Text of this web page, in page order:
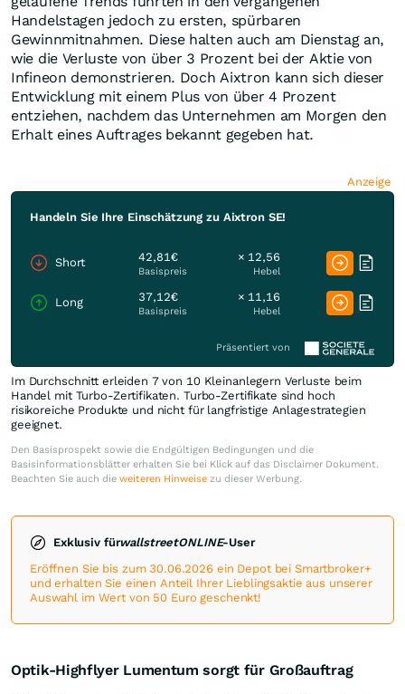
Handelstagen jedoch zu ersten, spürbaren
Gewinnmitnahmen. Diese halten auch am Dienstag an,
wie die Verluste von über 3 Prozent bei der Aktie von
Infineon demonstrieren. Doch Aixtron kann sich dieser
Entwicklung mit einem Plus von über 4 Prozent
entziehen, nachdem das Unternehmen am Morgen den
Erhalt eines Auftrages bekannt gegeben hat.
Anzeige
Handeln Sie Ihre Einschätzung zu Aixtron SE!
Short 42,81€
Basispreis
× 12,56
Hebel
Long 37,12€
Basispreis
× 11,16
Hebel
Präsentiert von
Im Durchschnitt erleiden 7 von 10 Kleinanlegern Verluste beim
Handel mit Turbo-Zertifikaten. Turbo-Zertifikate sind hoch
risikoreiche Produkte und nicht für langfristige Anlagestrategien
geeignet.
Den Basisprospekt sowie die Endgültigen Bedingungen und die
Basisinformationsblätter erhalten Sie bei Klick auf das Disclaimer Dokument.
Beachten Sie auch die weiteren Hinweise zu dieser Werbung.
Exklusiv fürwallstreetONLINE-User
Eröffnen Sie bis zum 30.06.2026 ein Depot bei Smartbroker+
und erhalten Sie einen Anteil Ihrer Lieblingsaktie aus unserer
Auswahl im Wert von 50 Euro geschenkt!
Optik-Highflyer Lumentum sorgt für Großauftrag